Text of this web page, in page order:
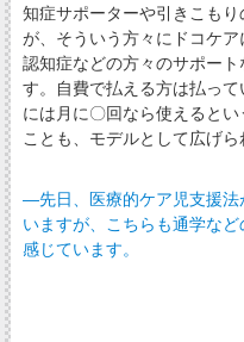
知症サポーターや引きこも
が、そういう方々にドコケ
認知症などの方々のサポー
す。自費で払える方は払っ
には月に〇回なら使えると
ことも、モデルとして広げら
―先日、医療的ケア児支援法
いますが、こちらも通学な
感じています。